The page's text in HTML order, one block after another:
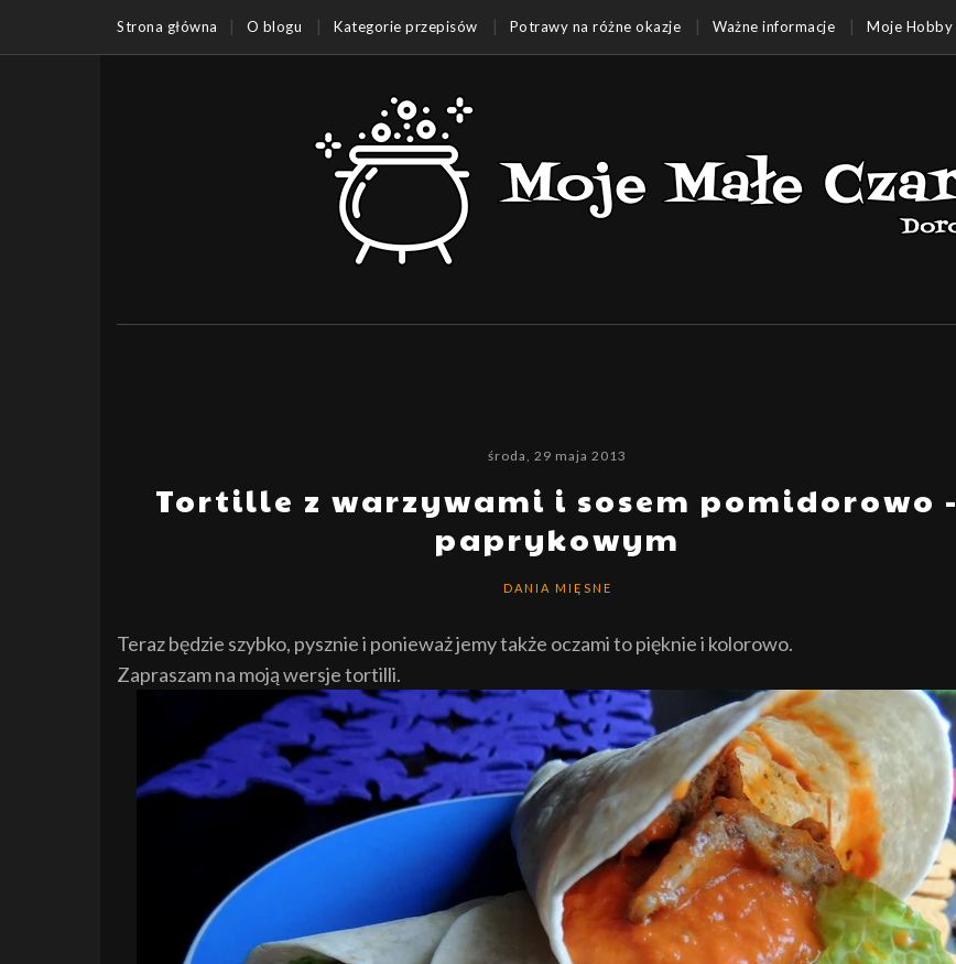
Strona główna O blogu Kategorie przepisów Potrawy na różne okazje Ważne informacje Moje Hobby
środa, 29 maja 2013
Tortille z warzywami i sosem pomidorowo -
paprykowym
DANIA MIĘSNE
Teraz będzie szybko, pysznie i ponieważ jemy także oczami to pięknie i kolorowo.
Zapraszam na moją wersje tortilli.